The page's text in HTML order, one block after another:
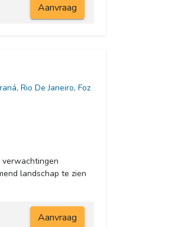
Aanvraag
Rio De Janeiro, Foz
landschap te zien
Aanvraag